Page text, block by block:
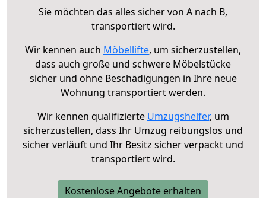
Sie möchten das alles sicher von A nach B,
transportiert wird.
Wir kennen auch Möbellifte, um sicherzustellen,
dass auch große und schwere Möbelstücke
sicher und ohne Beschädigungen in Ihre neue
Wohnung transportiert werden.
Wir kennen qualifizierte Umzugshelfer, um
sicherzustellen, dass Ihr Umzug reibungslos und
sicher verläuft und Ihr Besitz sicher verpackt und
transportiert wird.
Kostenlose Angebote erhalten